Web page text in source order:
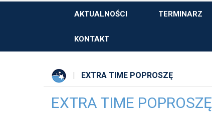
AKTUALNOŚCI TERMINARZ
KONTAKT
EXTRA TIME POPROSZĘ
EXTRA TIME POPROSZĘ